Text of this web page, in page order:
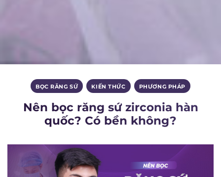
BỌC RĂNG SỨ , KIẾN THỨC , PHƯƠNG PHÁP
Nên bọc răng sứ zirconia hàn
quốc? Có bền không?